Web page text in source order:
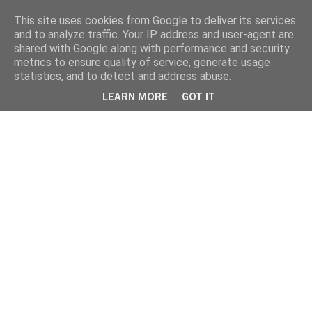
This site uses cookies from Google to deliver its services
and to analyze traffic. Your IP address and user-agent are
shared with Google along with performance and security
metrics to ensure quality of service, generate usage
statistics, and to detect and address abuse.
LEARN MORE GOT IT